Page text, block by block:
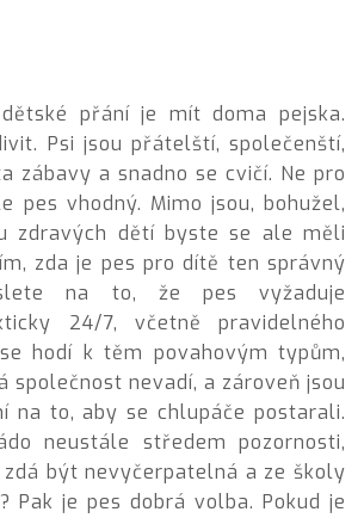
přání je mít doma pejska.
Psi jsou přátelští, společenští,
zábavy a snadno se cvičí. Ne pro
pes vhodný. Mimo jsou, bohužel,
zdravých dětí byste se ale měli
zda je pes pro dítě ten správný
na to, že pes vyžaduje
24/7, včetně pravidelného
hodí k těm povahovým typům,
společnost nevadí, a zároveň jsou
na to, aby se chlupáče postarali.
neustále středem pozornosti,
být nevyčerpatelná a ze školy
Pak je pes dobrá volba. Pokud je